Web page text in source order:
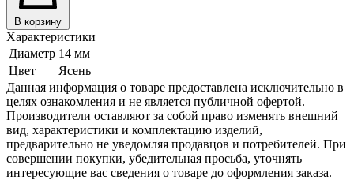
В корзину
Характеристики
Диаметр 14 мм
Цвет
Ясень
Данная информация о товаре предоставлена исключительно в
целях ознакомления и не является публичной офертой.
Производители оставляют за собой право изменять внешний
вид, характеристики и комплектацию изделий,
предварительно не уведомляя продавцов и потребителей. При
совершении покупки, убедительная просьба, уточнять
интересующие вас сведения о товаре до оформления заказа.